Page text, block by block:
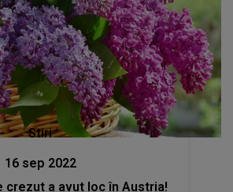
Stiri
16 sep 2022
crezut a avut loc în Austria!